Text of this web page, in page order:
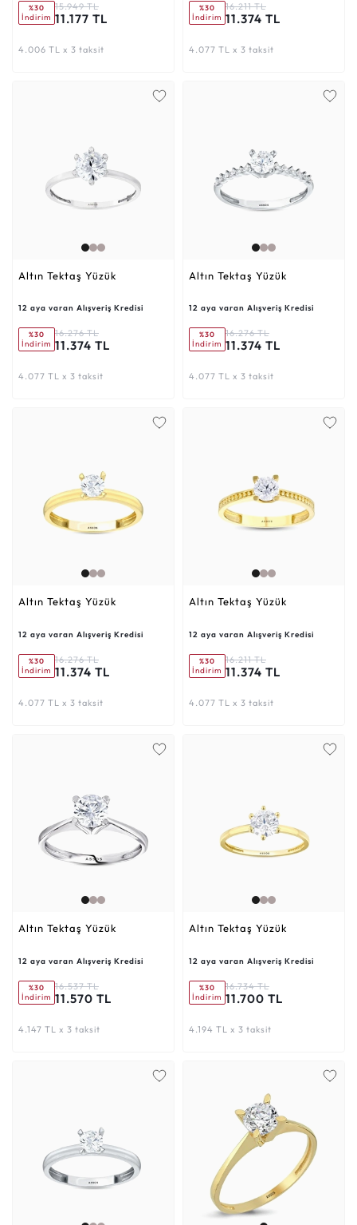
%30
İndirim
15.949 TL
11.177 TL
4.006 TL x 3 taksit
%30
İndirim
16.211 TL
11.374 TL
4.077 TL x 3 taksit
Altın Tektaş Yüzük
12 aya varan Alışveriş Kredisi
%30
İndirim
16.276 TL
11.374 TL
4.077 TL x 3 taksit
Altın Tektaş Yüzük
12 aya varan Alışveriş Kredisi
%30
İndirim
16.276 TL
11.374 TL
4.077 TL x 3 taksit
Altın Tektaş Yüzük
12 aya varan Alışveriş Kredisi
%30
İndirim
16.276 TL
11.374 TL
4.077 TL x 3 taksit
Altın Tektaş Yüzük
12 aya varan Alışveriş Kredisi
%30
İndirim
16.211 TL
11.374 TL
4.077 TL x 3 taksit
Altın Tektaş Yüzük
12 aya varan Alışveriş Kredisi
%30
İndirim
16.537 TL
11.570 TL
4.147 TL x 3 taksit
Altın Tektaş Yüzük
12 aya varan Alışveriş Kredisi
%30
İndirim
16.734 TL
11.700 TL
4.194 TL x 3 taksit